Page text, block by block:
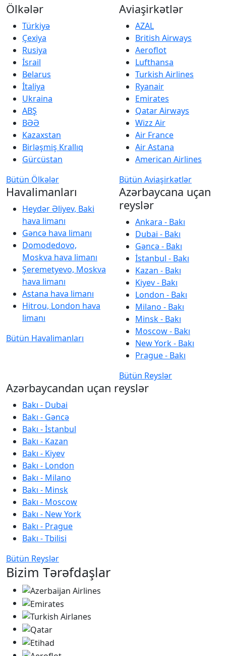
Ölkələr
Türkiyə
Çexiya
Rusiya
İsrail
Belarus
İtaliya
Ukraina
ABŞ
BƏƏ
Kazaxstan
Birləşmiş Krallıq
Gürcüstan
Bütün Ölkələr
Aviaşirkətlər
AZAL
British Airways
Aeroflot
Lufthansa
Turkish Airlines
Ryanair
Emirates
Qatar Airways
Wizz Air
Air France
Air Astana
American Airlines
Bütün Aviaşirkətlər
Havalimanları
Heydər Əliyev, Baki
hava limanı
Gəncə hava limanı
Domodedovo,
Moskva hava limanı
Şeremetyevo, Moskva
hava limanı
Astana hava limanı
Hitrou, London hava
limanı
Bütün Havalimanları
Azərbaycana uçan
reyslər
Ankara - Bakı
Dubai - Bakı
Gəncə - Bakı
İstanbul - Bakı
Kazan - Bakı
Kiyev - Bakı
London - Bakı
Milano - Bakı
Minsk - Bakı
Moscow - Bakı
New York - Bakı
Prague - Bakı
Bütün Reyslər
Azərbaycandan uçan reyslər
Bakı - Dubai
Bakı - Gəncə
Bakı - İstanbul
Bakı - Kazan
Bakı - Kiyev
Bakı - London
Bakı - Milano
Bakı - Minsk
Bakı - Moscow
Bakı - New York
Bakı - Prague
Bakı - Tbilisi
Bütün Reyslər
Bizim Tərəfdaşlar